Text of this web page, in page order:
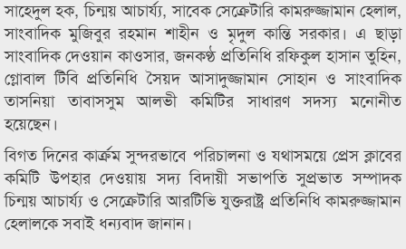
সাহেদুল হক, চিন্ময় আচার্য্য, সাবেক সেক্রেটারি কামরুজ্জামান হেলাল,
সাংবাদিক মুজিবুর রহমান শাহীন ও মৃদুল কান্তি সরকার। এ ছাড়া
সাংবাদিক দেওয়ান কাওসার, জনকণ্ঠ প্রতিনিধি রফিকুল হাসান তুহিন,
গ্লোবাল টিবি প্রতিনিধি সৈয়দ আসাদুজ্জামান সোহান ও সাংবাদিক
তাসনিয়া তাবাসসুম আলভী কমিটির সাধারণ সদস্য মনোনীত
হয়েছেন।
বিগত দিনের কার্ক্রম সুন্দরভাবে পরিচালনা ও যথাসময়ে প্রেস ক্লাবের
কমিটি উপহার দেওয়ায় সদ্য বিদায়ী সভাপতি সুপ্রভাত সম্পাদক
চিন্ময় আচার্য্য ও সেক্রেটারি আরটিভি যুক্তরাষ্ট্র প্রতিনিধি কামরুজ্জামান
হেলালকে সবাই ধন্যবাদ জানান।